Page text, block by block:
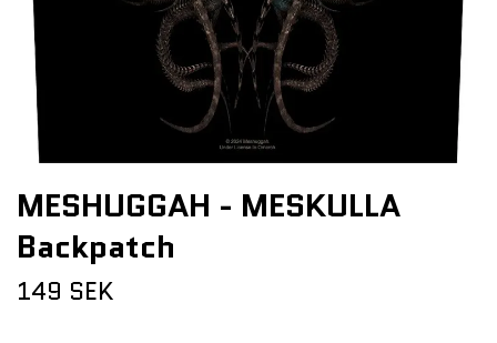
MESHUGGAH - MESKULLA
Backpatch
149 SEK